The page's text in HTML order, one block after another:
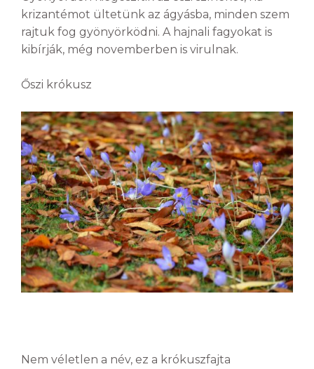
krizantémot ültetünk az ágyásba, minden szem
rajtuk fog gyönyörködni. A hajnali fagyokat is
kibírják, még novemberben is virulnak.
Őszi krókusz
Nem véletlen a név, ez a krókuszfajta